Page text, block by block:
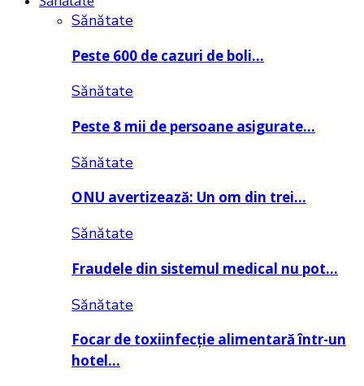
Sănătate
Peste 600 de cazuri de boli…
Sănătate
Peste 8 mii de persoane asigurate…
Sănătate
ONU avertizează: Un om din trei…
Sănătate
Fraudele din sistemul medical nu pot…
Sănătate
Focar de toxiinfecție alimentară într-un
hotel…